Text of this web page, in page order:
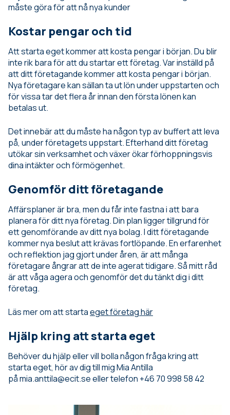
måste göra för att nå nya kunder
Kostar pengar och tid
Att starta eget kommer att kosta pengar i början. Du blir
inte rik bara för att du startar ett företag. Var inställd på
att ditt företagande kommer att kosta pengar i början.
Nya företagare kan sällan ta ut lön under uppstarten och
för vissa tar det flera år innan den första lönen kan
betalas ut.
Det innebär att du måste ha någon typ av buffert att leva
på, under företagets uppstart. Efterhand ditt företag
utökar sin verksamhet och växer ökar förhoppningsvis
dina intäkter och förmögenhet.
Genomför ditt företagande
Affärsplaner är bra, men du får inte fastna i att bara
planera för ditt nya företag. Din plan ligger tillgrund för
ett genomförande av ditt nya bolag. I ditt företagande
kommer nya beslut att krävas fortlöpande. En erfarenhet
och reflektion jag gjort under åren, är att många
företagare ångrar att de inte agerat tidigare. Så mitt råd
är att våga agera och genomför det du tänkt dig i ditt
företag.
Läs mer om att startaeget företag här
Hjälp kring att starta eget
Behöver du hjälp eller vill bolla någon fråga kring att
starta eget, hör av dig till mig Mia Antilla
på mia.anttila@ecit.se eller telefon +46 70 998 58 42